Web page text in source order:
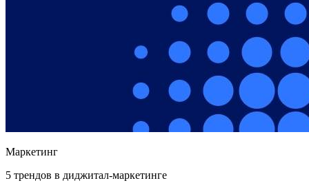
Маркетинг
5 трендов в диджитал-маркетинге